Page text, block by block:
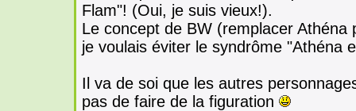
Flam"! (Oui, je suis vieux!).
Le concept de BW (remplacer
je voulais éviter le syndrôme "Athéna
Il va de soi que les autres
pas de faire de la figuration